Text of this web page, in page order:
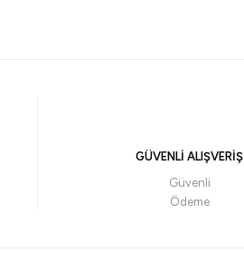
GÜVENLİ ALIŞVERİŞ
Güvenli
Ödeme